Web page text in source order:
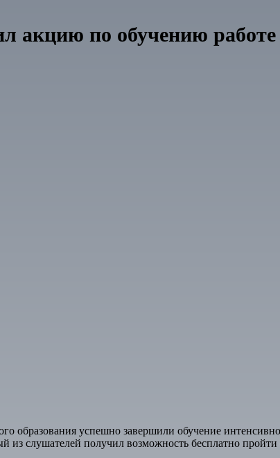
по обучению работе
образования успешно завершили обучение
слушателей получил возможность бесплатно